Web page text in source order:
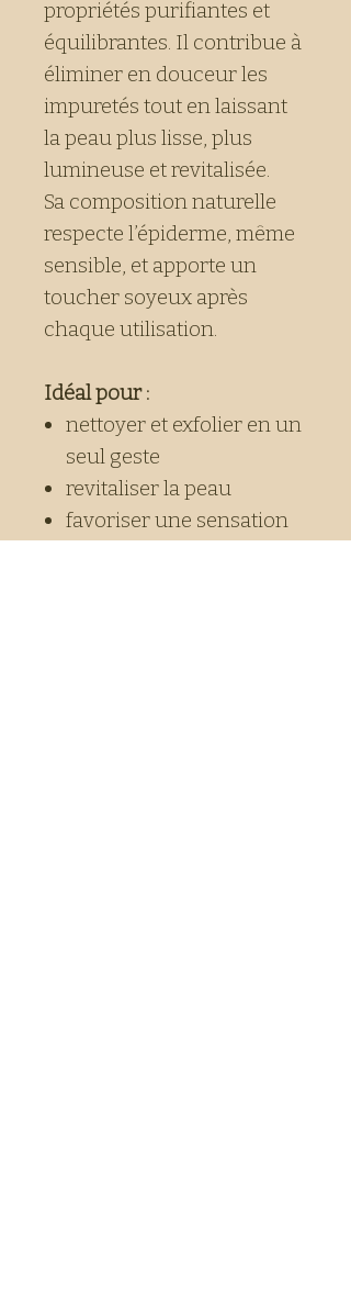
propriétés purifiantes et
équilibrantes. Il contribue à
éliminer en douceur les
impuretés tout en laissant
la peau plus lisse, plus
lumineuse et revitalisée.
Sa composition naturelle
respecte l’épiderme, même
sensible, et apporte un
toucher soyeux après
chaque utilisation.
Idéal pour :
nettoyer et exfolier en un
seul geste
revitaliser la peau
favoriser une sensation